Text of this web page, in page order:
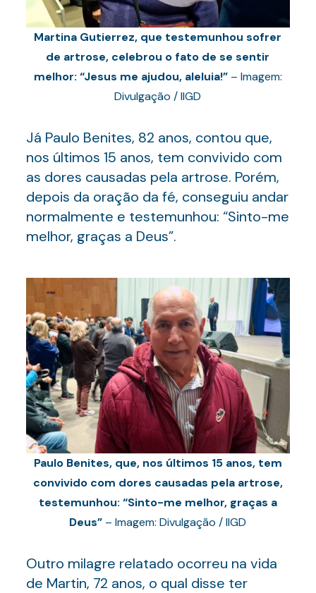
Martina Gutierrez, que testemunhou sofrer
de artrose, celebrou o fato de se sentir
melhor: “Jesus me ajudou, aleluia!”– Imagem:
Divulgação / IIGD
Já Paulo Benites, 82 anos, contou que,
nos últimos 15 anos, tem convivido com
as dores causadas pela artrose. Porém,
depois da oração da fé, conseguiu andar
normalmente e testemunhou: “Sinto-me
melhor, graças a Deus”.
Paulo Benites, que, nos últimos 15 anos, tem
convivido com dores causadas pela artrose,
testemunhou: “Sinto-me melhor, graças a
Deus” – Imagem: Divulgação / IIGD
Outro milagre relatado ocorreu na vida
de Martin, 72 anos, o qual disse ter